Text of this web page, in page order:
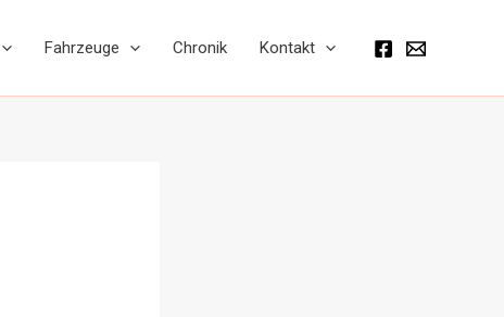
Fahrzeuge Chronik Kontakt